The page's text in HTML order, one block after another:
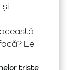
și
Le
triste